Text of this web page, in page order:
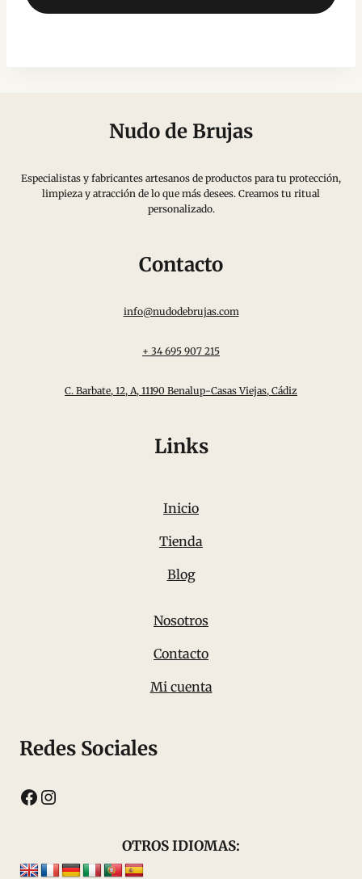
Nudo de Brujas
Especialistas y fabricantes artesanos de productos para tu protección,
limpieza y atracción de lo que más desees. Creamos tu ritual
personalizado.
Contacto
info@nudodebrujas.com
+ 34 695 907 215
C. Barbate, 12, A, 11190 Benalup-Casas Viejas, Cádiz
Links
Inicio
Tienda
Blog
Nosotros
Contacto
Mi cuenta
Redes Sociales
Facebook
Instagram
OTROS IDIOMAS: